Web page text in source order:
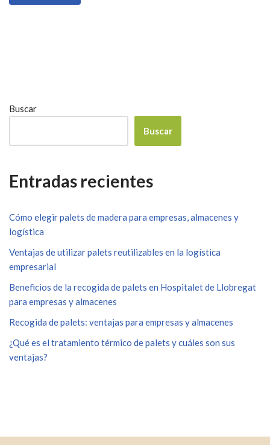
Buscar
Buscar
Entradas recientes
Cómo elegir palets de madera para empresas, almacenes y
logística
Ventajas de utilizar palets reutilizables en la logística
empresarial
Beneficios de la recogida de palets en Hospitalet de Llobregat
para empresas y almacenes
Recogida de palets: ventajas para empresas y almacenes
¿Qué es el tratamiento térmico de palets y cuáles son sus
ventajas?